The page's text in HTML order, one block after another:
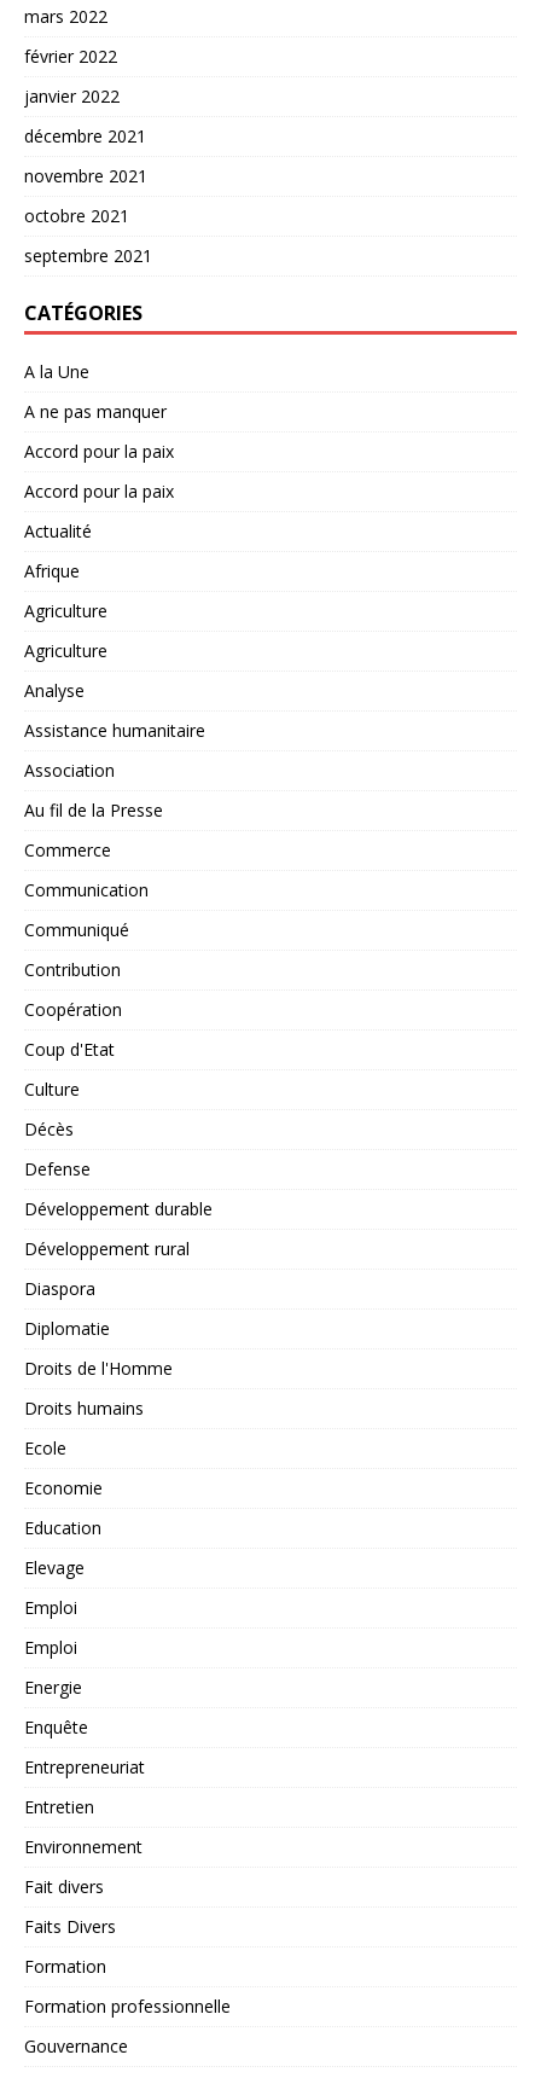
mars 2022
février 2022
janvier 2022
décembre 2021
novembre 2021
octobre 2021
septembre 2021
CATÉGORIES
A la Une
A ne pas manquer
Accord pour la paix
Accord pour la paix
Actualité
Afrique
Agriculture
Agriculture
Analyse
Assistance humanitaire
Association
Au fil de la Presse
Commerce
Communication
Communiqué
Contribution
Coopération
Coup d'Etat
Culture
Décès
Defense
Développement durable
Développement rural
Diaspora
Diplomatie
Droits de l'Homme
Droits humains
Ecole
Economie
Education
Elevage
Emploi
Emploi
Energie
Enquête
Entrepreneuriat
Entretien
Environnement
Fait divers
Faits Divers
Formation
Formation professionnelle
Gouvernance